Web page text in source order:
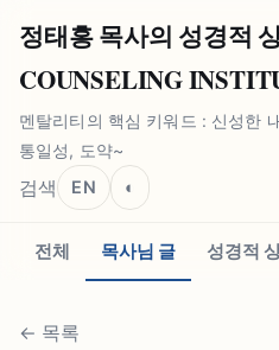
정태홍 목사의 성경적
COUNSELING
멘탈리티의 핵심 키워드 : 신성한
통일성, 도약~
검색 EN ◐
전체 목사님 글 성경적
← 목록